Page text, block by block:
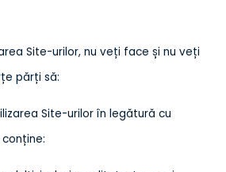
Site-urilor, nu veți face și nu veți
părți să:
Site-urilor în legătură cu